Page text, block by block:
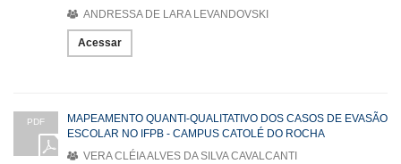
ANDRESSA DE LARA LEVANDOVSKI
Acessar
PDF
MAPEAMENTO QUANTI-QUALITATIVO DOS CASOS DE EVASÃO
ESCOLAR NO IFPB - CAMPUS CATOLÉ DO ROCHA
VERA CLÉIA ALVES DA SILVA CAVALCANTI